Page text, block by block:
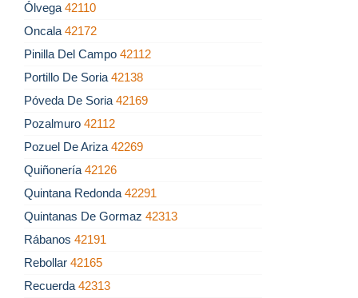
Ólvega 42110
Oncala 42172
Pinilla Del Campo 42112
Portillo De Soria 42138
Póveda De Soria 42169
Pozalmuro 42112
Pozuel De Ariza 42269
Quiñonería 42126
Quintana Redonda 42291
Quintanas De Gormaz 42313
Rábanos 42191
Rebollar 42165
Recuerda 42313